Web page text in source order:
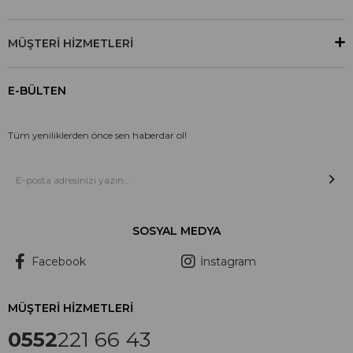
MÜŞTERİ HİZMETLERİ
E-BÜLTEN
Tüm yeniliklerden önce sen haberdar ol!
SOSYAL MEDYA
Facebook İnstagram
MÜŞTERİ HİZMETLERİ
0552221 66 43